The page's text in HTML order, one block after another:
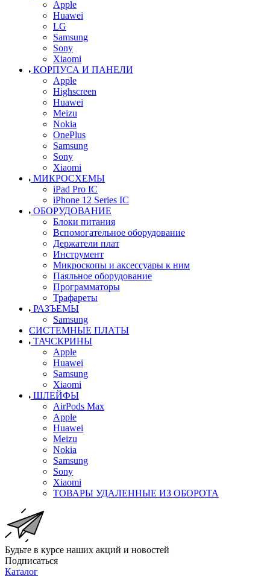
Apple
Huawei
LG
Samsung
Sony
Xiaomi
КОРПУСА И ПАНЕЛИ
Apple
Highscreen
Huawei
Meizu
Nokia
OnePlus
Samsung
Sony
Xiaomi
МИКРОСХЕМЫ
iPad Pro IC
iPhone 12 Series IC
ОБОРУДОВАНИЕ
Блоки питания
Вспомогательное оборудование
Держатели плат
Инструмент
Микроскопы и аксессуары к ним
Паяльное оборудование
Программаторы
Трафареты
РАЗЪЕМЫ
Samsung
СИСТЕМНЫЕ ПЛАТЫ
ТАЧСКРИНЫ
Apple
Huawei
Samsung
Xiaomi
ШЛЕЙФЫ
AirPods Max
Apple
Huawei
Meizu
Nokia
Samsung
Sony
Xiaomi
ТОВАРЫ УДАЛЕННЫЕ ИЗ ОБОРОТА
Будьте в курсе наших акций и новостей
Подписаться
Каталог